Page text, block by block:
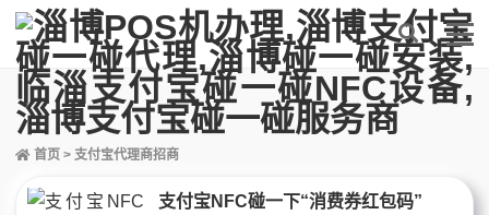
首页 > 支付宝代理商招商
支付宝NFC碰一下“消费券红包码”